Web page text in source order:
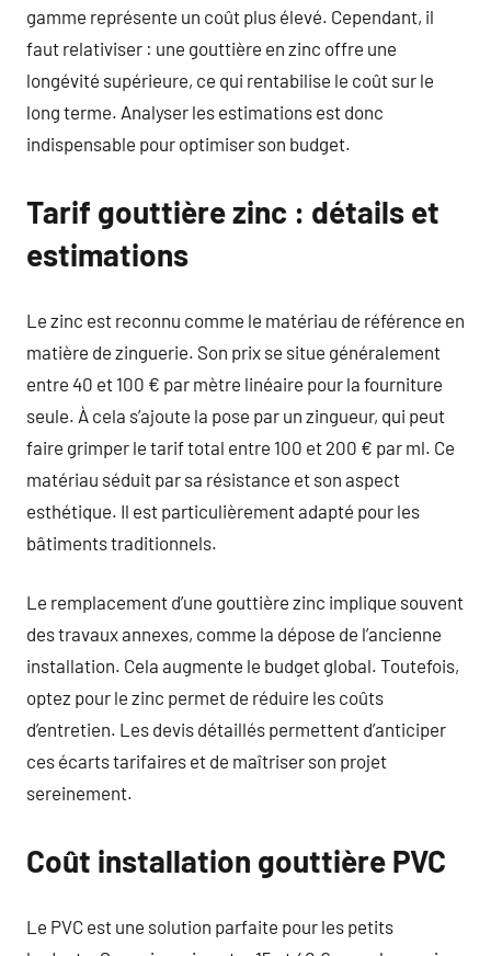
gamme représente un coût plus élevé. Cependant, il
faut relativiser : une gouttière en zinc offre une
longévité supérieure, ce qui rentabilise le coût sur le
long terme. Analyser les estimations est donc
indispensable pour optimiser son budget.
Tarif gouttière zinc : détails et
estimations
Le zinc est reconnu comme le matériau de référence en
matière de zinguerie. Son prix se situe généralement
entre 40 et 100 € par mètre linéaire pour la fourniture
seule. À cela s’ajoute la pose par un zingueur, qui peut
faire grimper le tarif total entre 100 et 200 € par ml. Ce
matériau séduit par sa résistance et son aspect
esthétique. Il est particulièrement adapté pour les
bâtiments traditionnels.
Le remplacement d’une gouttière zinc implique souvent
des travaux annexes, comme la dépose de l’ancienne
installation. Cela augmente le budget global. Toutefois,
optez pour le zinc permet de réduire les coûts
d’entretien. Les devis détaillés permettent d’anticiper
ces écarts tarifaires et de maîtriser son projet
sereinement.
Coût installation gouttière PVC
Le PVC est une solution parfaite pour les petits